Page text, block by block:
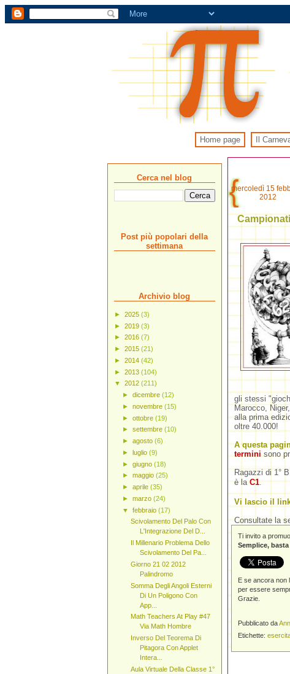
Home page Il
mercoledì 15
2012
gli stessi
Marocco,
alla prima
oltre 40.000!
A questa
terminisono
Ragazzi di 1°
è laC1.
Vi lascio il
Consultate la
Ti invito a
Semplice,
E se ancora non
per essere
Grazie.
Pubblicato da
Etichette:
Cerca nel blog
Post più popolari della
settimana
Archivio blog
► 2025 (3)
► 2019 (3)
► 2016 (7)
► 2015 (21)
► 2014 (42)
► 2013 (104)
▼ 2012 (211)
► dicembre (12)
► novembre (15)
► ottobre (19)
► settembre (10)
► agosto (6)
► luglio (9)
► giugno (18)
► maggio (25)
► aprile (35)
► marzo (24)
▼ febbraio (17)
Scivolamento Del Palo Con
L'Integrazione Del D...
Il Millenario Problema Dello
Scivolamento Del Pa...
Giorno 21 02 2012
Palindromo
Somma Degli Angoli Esterni
Di Un Poligono Con
App...
Math Teachers At Play #47
Via Math Hombre
Inverso Del Teorema Di
Pitagora Con Applet
Intera...
Aula Virtuale Della Classe 1°